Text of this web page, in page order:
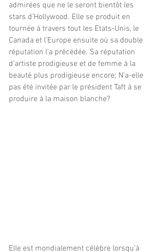
admirées que ne le seront bientôt les
stars d’Hollywood. Elle se produit en
tournée à travers tout les Etats-Unis, le
Canada et l’Europe ensuite où sa double
réputation l’a précédée. Sa réputation
d’artiste prodigieuse et de femme à la
beauté plus prodigieuse encore; N’a-elle
pas été invitée par le président Taft à se
produire à la maison blanche?
Elle est mondialement célèbre lorsqu’à